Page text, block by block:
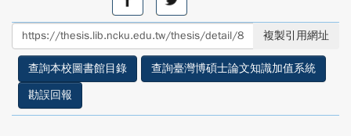
至
facebook
享
至
twitter
複製引用網址
查詢本校圖書館目錄
查詢臺灣博碩士論文知識加值系統
勘誤回報